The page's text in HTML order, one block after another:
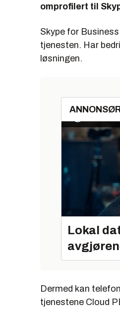
omprofilert til
Skype for
tjenesten. Har
løsningen.
Lokal
Dermed kan
tjenestene Cloud